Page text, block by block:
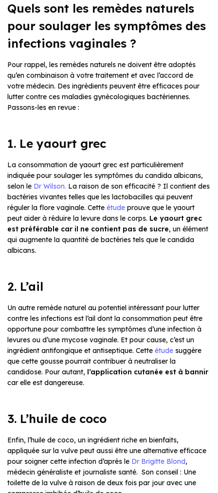
Quels sont les remèdes naturels
pour soulager les symptômes des
infections vaginales ?
Pour rappel, les remèdes naturels ne doivent être adoptés
qu’en combinaison à votre traitement et avec l’accord de
votre médecin. Des ingrédients peuvent être efficaces pour
lutter contre ces maladies gynécologiques bactériennes.
Passons-les en revue :
1. Le yaourt grec
La consommation de yaourt grec est particulièrement
indiquée pour soulager les symptômes du candida albicans,
selon le Dr Wilson. La raison de son efficacité ? Il contient des
bactéries vivantes telles que les lactobacilles qui peuvent
réguler la flore vaginale. Cette étude prouve que le yaourt
peut aider à réduire la levure dans le corps. Le yaourt grec
est préférable car il ne contient pas de sucre, un élément
qui augmente la quantité de bactéries tels que le candida
albicans.
2. L’ail
Un autre remède naturel au potentiel intéressant pour lutter
contre les infections est l’ail dont la consommation peut être
opportune pour combattre les symptômes d’une infection à
levures ou d’une mycose vaginale. Et pour cause, c’est un
ingrédient antifongique et antiseptique. Cette étude suggère
que cette gousse pourrait contribuer à neutraliser la
candidose. Pour autant, l’application cutanée est à bannir
car elle est dangereuse.
3. L’huile de coco
Enfin, l’huile de coco, un ingrédient riche en bienfaits,
appliquée sur la vulve peut aussi être une alternative efficace
pour soigner cette infection d’après le Dr Brigitte Blond,
médecin généraliste et journaliste santé. Son conseil : Une
toilette de la vulve à raison de deux fois par jour avec une